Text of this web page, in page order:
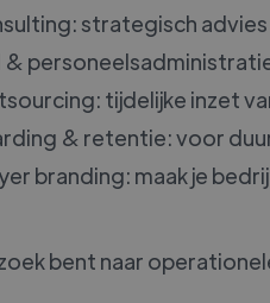
strategisch
&
tijdelijke inzet
& retentie: voor
branding: maak je
bent naar